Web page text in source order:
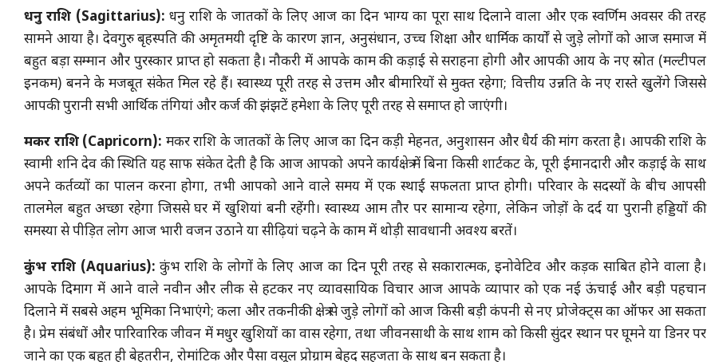
धनु राशि (Sagittarius): धनु राशि के जातकों के लिए आज का दिन भाग्य का पूरा साथ दिलाने वाला और एक स्वर्णिम अवसर की तरह
सामने आया है। देवगुरु बृहस्पति की अमृतमयी दृष्टि के कारण ज्ञान, अनुसंधान, उच्च शिक्षा और धार्मिक कार्यों से जुड़े लोगों को आज समाज में
बहुत बड़ा सम्मान और पुरस्कार प्राप्त हो सकता है। नौकरी में आपके काम की कड़ाई से सराहना होगी और आपकी आय के नए स्रोत (मल्टीपल
इनकम) बनने के मजबूत संकेत मिल रहे हैं। स्वास्थ्य पूरी तरह से उत्तम और बीमारियों से मुक्त रहेगा; वित्तीय उन्नति के नए रास्ते खुलेंगे जिससे
आपकी पुरानी सभी आर्थिक तंगियां और कर्ज की झंझटें हमेशा के लिए पूरी तरह से समाप्त हो जाएंगी।
मकर राशि (Capricorn): मकर राशि के जातकों के लिए आज का दिन कड़ी मेहनत, अनुशासन और धैर्य की मांग करता है। आपकी राशि के
स्वामी शनि देव की स्थिति यह साफ संकेत देती है कि आज आपको अपने कार्यक्षेत्र में बिना किसी शार्टकट के, पूरी ईमानदारी और कड़ाई के साथ
अपने कर्तव्यों का पालन करना होगा, तभी आपको आने वाले समय में एक स्थाई सफलता प्राप्त होगी। परिवार के सदस्यों के बीच आपसी
तालमेल बहुत अच्छा रहेगा जिससे घर में खुशियां बनी रहेंगी। स्वास्थ्य आम तौर पर सामान्य रहेगा, लेकिन जोड़ों के दर्द या पुरानी हड्डियों की
समस्या से पीड़ित लोग आज भारी वजन उठाने या सीढ़ियां चढ़ने के काम में थोड़ी सावधानी अवश्य बरतें।
कुंभ राशि (Aquarius): कुंभ राशि के लोगों के लिए आज का दिन पूरी तरह से सकारात्मक, इनोवेटिव और कड़क साबित होने वाला है।
आपके दिमाग में आने वाले नवीन और लीक से हटकर नए व्यावसायिक विचार आज आपके व्यापार को एक नई ऊंचाई और बड़ी पहचान
दिलाने में सबसे अहम भूमिका निभाएंगे; कला और तकनीकी क्षेत्र से जुड़े लोगों को आज किसी बड़ी कंपनी से नए प्रोजेक्ट्स का ऑफर आ सकता
है। प्रेम संबंधों और पारिवारिक जीवन में मधुर खुशियों का वास रहेगा, तथा जीवनसाथी के साथ शाम को किसी सुंदर स्थान पर घूमने या डिनर पर
जाने का एक बहुत ही बेहतरीन, रोमांटिक और पैसा वसूल प्रोग्राम बेहद सहजता के साथ बन सकता है।